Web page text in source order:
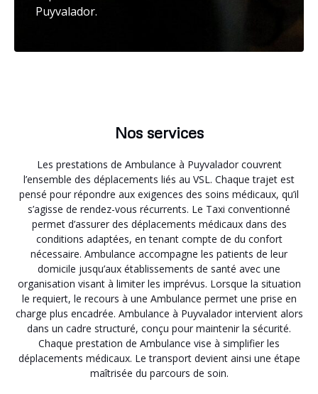
Puyvalador.
Nos services
Les prestations de Ambulance à Puyvalador couvrent
l’ensemble des déplacements liés au VSL. Chaque trajet est
pensé pour répondre aux exigences des soins médicaux, qu’il
s’agisse de rendez-vous récurrents. Le Taxi conventionné
permet d’assurer des déplacements médicaux dans des
conditions adaptées, en tenant compte de du confort
nécessaire. Ambulance accompagne les patients de leur
domicile jusqu’aux établissements de santé avec une
organisation visant à limiter les imprévus. Lorsque la situation
le requiert, le recours à une Ambulance permet une prise en
charge plus encadrée. Ambulance à Puyvalador intervient alors
dans un cadre structuré, conçu pour maintenir la sécurité.
Chaque prestation de Ambulance vise à simplifier les
déplacements médicaux. Le transport devient ainsi une étape
maîtrisée du parcours de soin.